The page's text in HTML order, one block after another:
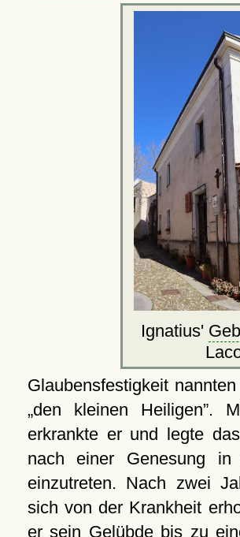
Ignatius'
Glaubensfestigkeit
den kleinen Heiligen .
erkrankte er und legte
nach einer Genesung in
einzutreten. Nach zwei
sich von der Krankheit
er sein Gelübde bis zu